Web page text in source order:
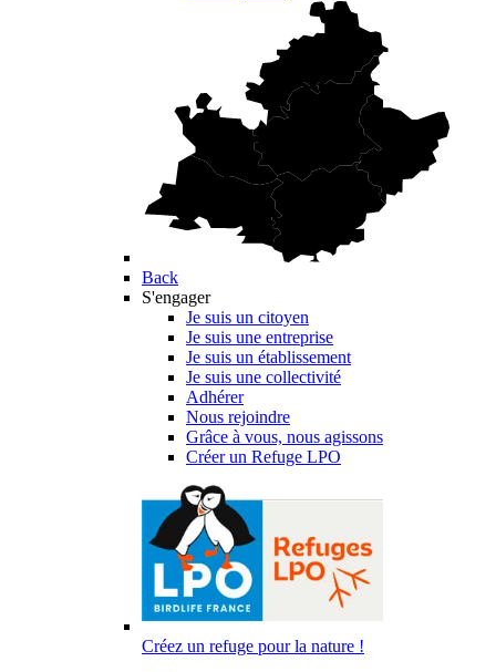
Back
S'engager
Je suis un citoyen
Je suis une entreprise
Je suis un établissement
Je suis une collectivité
Adhérer
Nous rejoindre
Grâce à vous, nous agissons
Créer un Refuge LPO
Créez un refuge pour la nature !